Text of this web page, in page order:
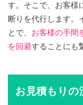
す。そこで、お客様
断りを代行します。
とで、 お客様の手間
を回避することにも
お見積もりの